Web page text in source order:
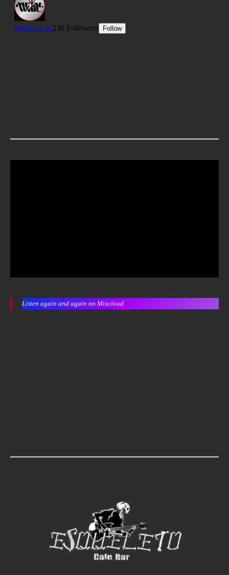
Listen again and again on Mixcloud